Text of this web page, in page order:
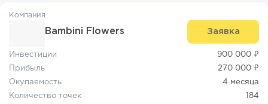
Компания
Bambini Flowers Заявка
Инвестиции 900 000 ₽
Прибыль 270 000 ₽
Окупаемость 4 месяца
Количество точек 184